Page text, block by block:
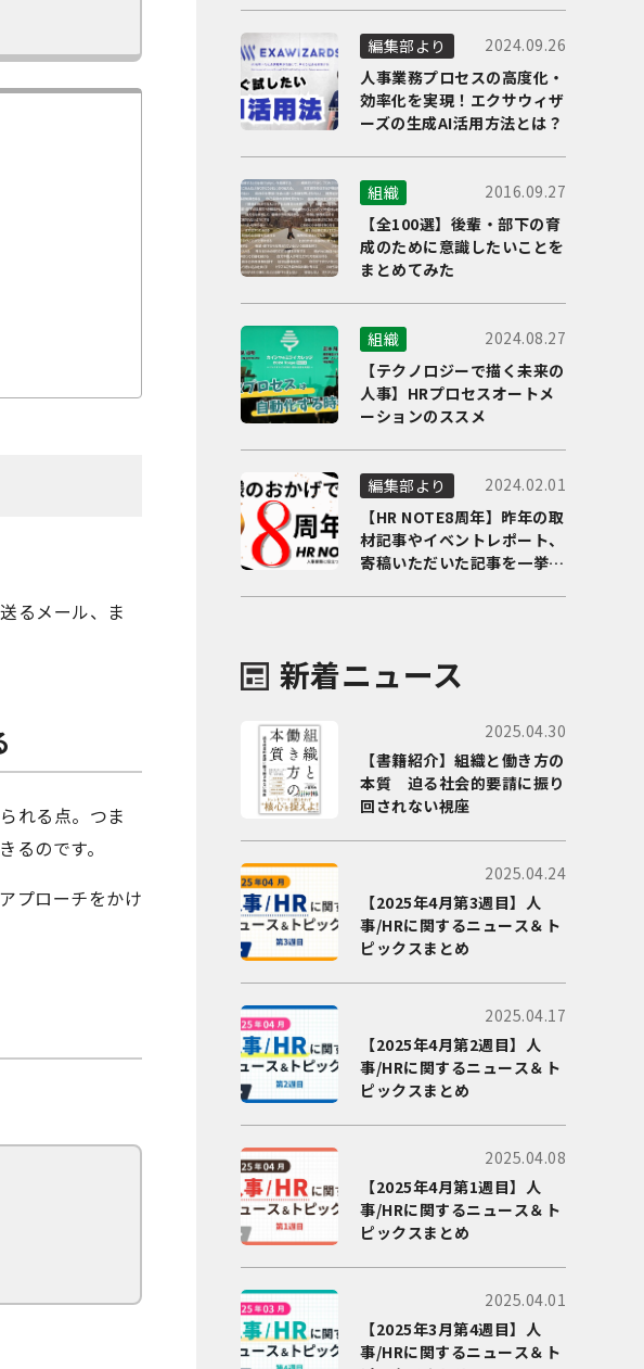
るメール、ま
れる点。つま
のです。
プローチをかけ
編集部より
2024.09.26
人事業務プロセスの高度化・
効率化を実現！エクサウィザ
ーズの生成AI活用方法とは？
組織
2016.09.27
【全100選】後輩・部下の育
成のために意識したいことを
まとめてみた
組織
2024.08.27
【テクノロジーで描く未来の
人事】HRプロセスオートメ
ーションのススメ
編集部より
2024.02.01
【HR NOTE8周年】昨年の取
材記事やイベントレポート、
寄稿いただいた記事を一挙に
新着ニュース
2025.04.30
【書籍紹介】組織と働き方の
本質 迫る社会的要請に振り
回されない視座
2025.04.24
【2025年4月第3週目】人
事/HRに関するニュース＆ト
ピックスまとめ
2025.04.17
【2025年4月第2週目】人
事/HRに関するニュース＆ト
ピックスまとめ
2025.04.08
【2025年4月第1週目】人
事/HRに関するニュース＆ト
ピックスまとめ
2025.04.01
【2025年3月第4週目】人
事/HRに関するニュース＆ト